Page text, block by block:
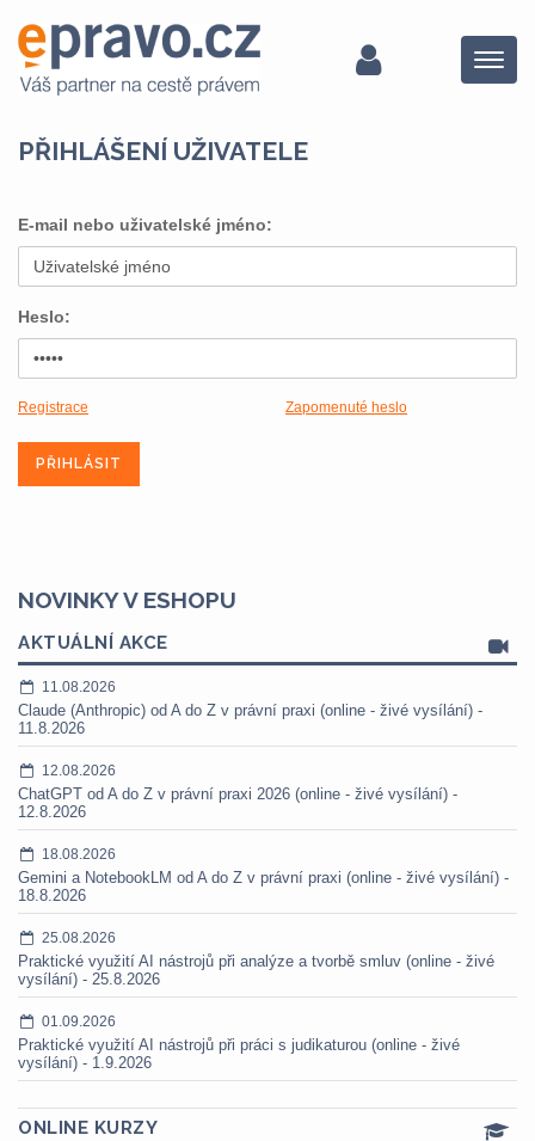
Menu
PŘIHLÁŠENÍ UŽIVATELE
E-mail nebo uživatelské jméno:
Heslo:
Registrace Zapomenuté heslo
NOVINKY V ESHOPU
AKTUÁLNÍ AKCE
11.08.2026
Claude (Anthropic) od A do Z v právní praxi (online - živé vysílání) -
11.8.2026
12.08.2026
ChatGPT od A do Z v právní praxi 2026 (online - živé vysílání) -
12.8.2026
18.08.2026
Gemini a NotebookLM od A do Z v právní praxi (online - živé vysílání) -
18.8.2026
25.08.2026
Praktické využití AI nástrojů při analýze a tvorbě smluv (online - živé
vysílání) - 25.8.2026
01.09.2026
Praktické využití AI nástrojů při práci s judikaturou (online - živé
vysílání) - 1.9.2026
ONLINE KURZY